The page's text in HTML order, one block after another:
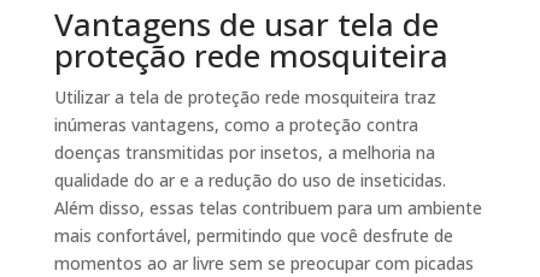
Vantagens de usar tela de
proteção rede mosquiteira
Utilizar a tela de proteção rede mosquiteira traz
inúmeras vantagens, como a proteção contra
doenças transmitidas por insetos, a melhoria na
qualidade do ar e a redução do uso de inseticidas.
Além disso, essas telas contribuem para um ambiente
mais confortável, permitindo que você desfrute de
momentos ao ar livre sem se preocupar com picadas